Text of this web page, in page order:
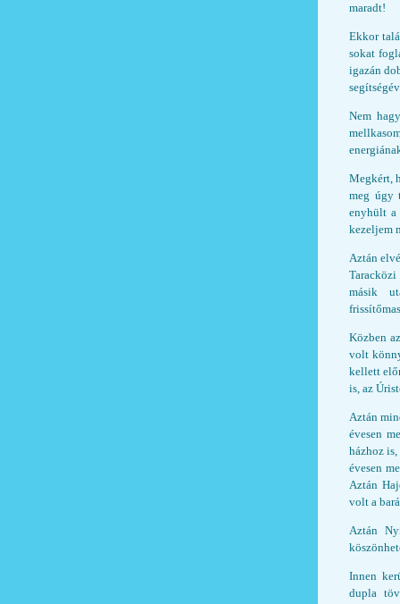
maradt!
Ekkor
sokat
igazán
Nem
Megkért,
meg úgy
enyhült a
kezeljem
Aztán
másik
Közben
volt
kellett
is, az
Aztán
évesen
házhoz
évesen
Aztán
volt a
Aztán
Innen
dupla